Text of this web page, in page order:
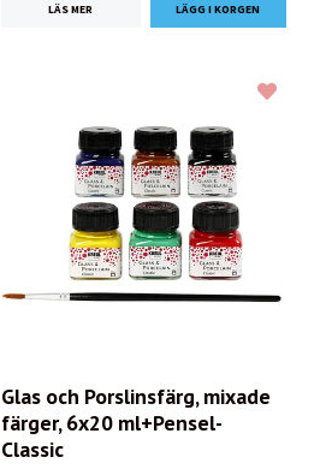
LÄS MER
Glas och Porslinsfärg, mixade
färger, 6x20 ml+Pensel-
Classic